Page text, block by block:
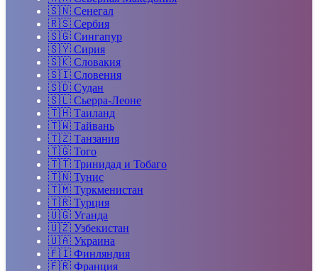
🇸🇳 Сенегал
🇷🇸 Сербия
🇸🇬 Сингапур
🇸🇾 Сирия
🇸🇰 Словакия
🇸🇮 Словения
🇸🇩 Судан
🇸🇱 Сьерра-Леоне
🇹🇭 Таиланд
🇹🇼 Тайвань
🇹🇿 Танзания
🇹🇬 Того
🇹🇹 Тринидад и Тобаго
🇹🇳 Тунис
🇹🇲 Туркменистан
🇹🇷 Турция
🇺🇬 Уганда
🇺🇿 Узбекистан
🇺🇦 Украина
🇫🇮 Финляндия
🇫🇷 Франция